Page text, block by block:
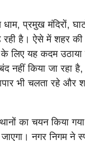
प्रमुख मंदिरों,
है। ऐसे में शहर की
के लिए यह कदम
किया जा रहा है,
भी चलता रहे और
का चयन किया
नगर निगम ने